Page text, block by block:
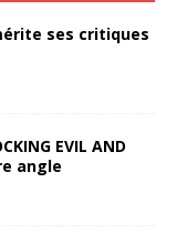
ses critiques
EVIL AND
angle